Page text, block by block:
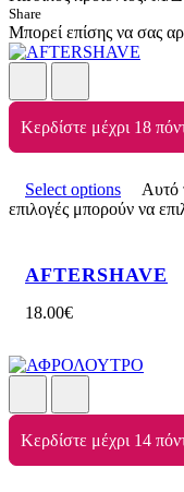
Share
Μπορεί επίσης να σας
Κερδίστε μέχρι 18
Select options
Αυτό
επιλογές μπορούν να
AFTERSHAVE
18.00€
Κερδίστε μέχρι 14